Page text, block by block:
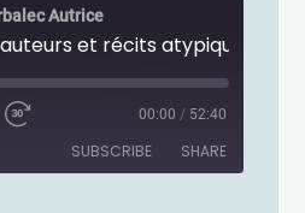
Autrice
00:00 / 52:40
SUBSCRIBE SHARE